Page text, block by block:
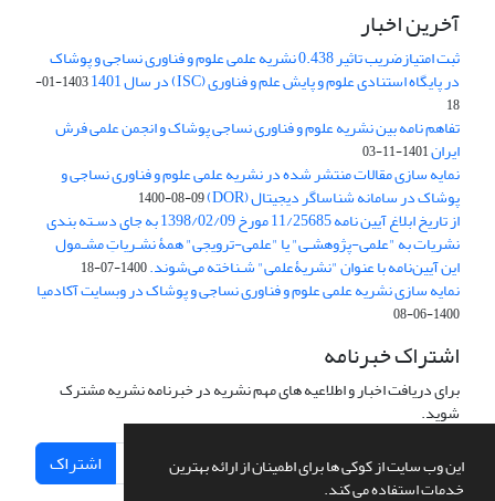
این وب سایت از کوکی ها برای اطمینان از ارائه بهترین
خدمات استفاده می کند.
آخرین اخبار
ثبت امتیازضریب تاثیر 0.438 نشریه علمی علوم و فناوری نساجی و پوشاک
در پایگاه استنادی علوم و پایش علم و فناوری (ISC) در سال 1401
1403-01-
18
تفاهم نامه بین نشریه علوم و فناوری نساجی پوشاک و انجمن علمی فرش
ایران1401-11-03
نمایه سازی مقالات منتشر شده در نشریه علمی علوم و فناوری نساجی و
پوشاک در سامانه شناساگر دیجیتال (DOR) 1400-08-09
از تاریخ ابلاغ آیین نامه 11/25685 مورخ 1398/02/09 به جای دسـته بندی
نشریات به "علمی-پژوهشـی" یا "علمی-ترویجی" همۀ نشـریاتِ مشـمول
این آیین‌نامه با عنوان "نشریۀعلمی" شـناخته می‌شوند.1400-07-18
نمایه سازی نشریه علمی علوم و فناوری نساجی و پوشاک در وبسایت آکادمیا
1400-06-08
اشتراک خبرنامه
برای دریافت اخبار و اطلاعیه های مهم نشریه در خبرنامه نشریه مشترک
شوید.
اشتراک